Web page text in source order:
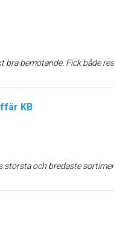
Fick både resetips och pengar tillbaka på en
KB
på fiskegrejor.behöver man hjälp med nåt som inte finns i sortimentet hjälpte den